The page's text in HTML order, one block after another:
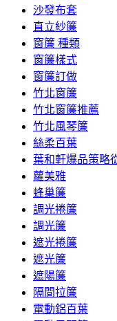
沙發布套
直立紗簾
窗簾 種類
窗簾樣式
窗簾訂做
竹北窗簾
竹北窗簾推薦
竹北風琴簾
絲柔百葉
葉和軒爆品策略
蘿美雅
蜂巢簾
調光捲簾
調光簾
遮光捲簾
遮光簾
遮陽簾
隔間拉簾
電動鋁百葉